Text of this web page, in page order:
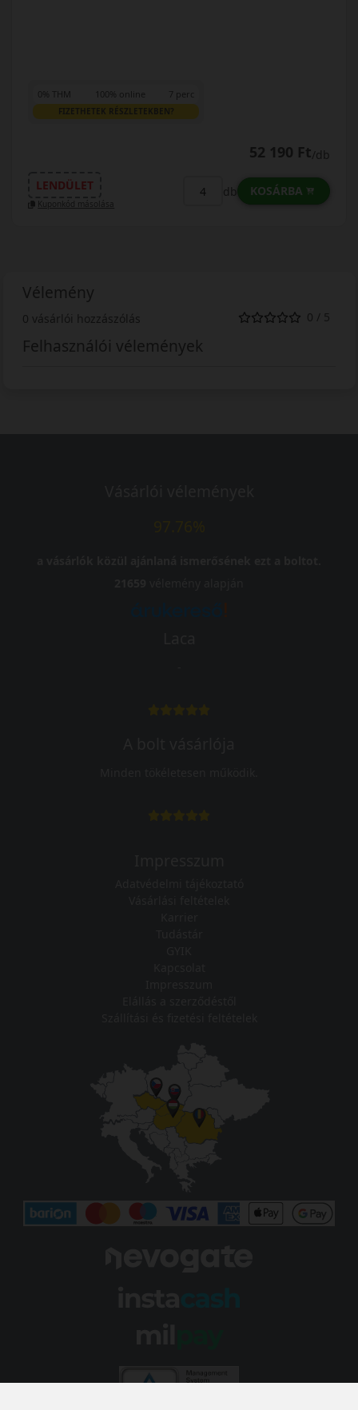
0% THM 100% online 7 perc
FIZETHETEK RÉSZLETEKBEN?
52 190 Ft/db
LENDÜLET
Kuponkód másolása
db KOSÁRBA
Vélemény
0 vásárlói hozzászólás 0 / 5
Felhasználói vélemények